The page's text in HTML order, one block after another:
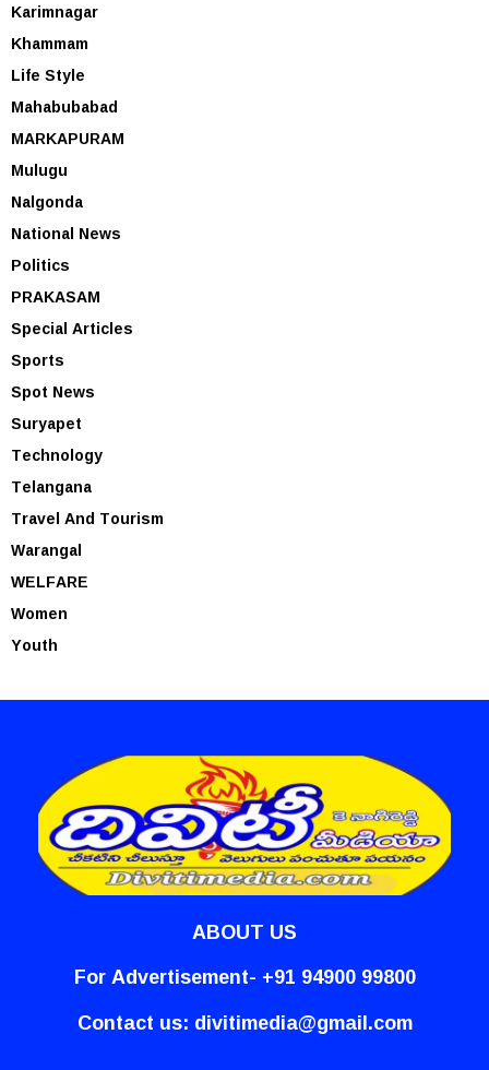
Karimnagar
Khammam
Life Style
Mahabubabad
MARKAPURAM
Mulugu
Nalgonda
National News
Politics
PRAKASAM
Special Articles
Sports
Spot News
Suryapet
Technology
Telangana
Travel And Tourism
Warangal
WELFARE
Women
Youth
ABOUT US
For Advertisement- +91 94900 99800
Contact us: divitimedia@gmail.com